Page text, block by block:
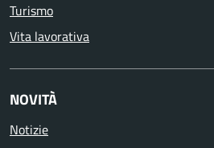
Turismo
Vita lavorativa
NOVITÀ
Notizie